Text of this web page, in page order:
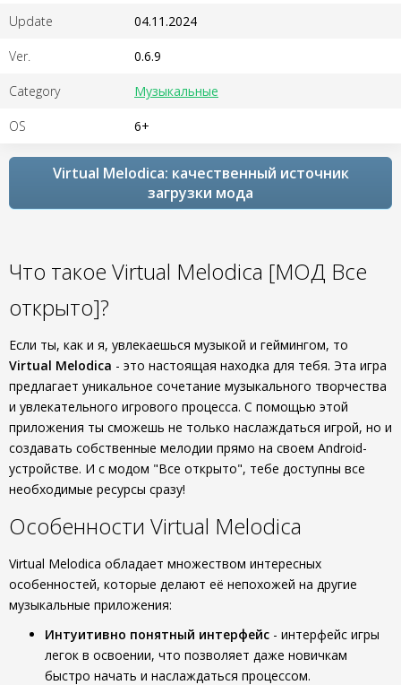
Update 04.11.2024
Ver. 0.6.9
Category Музыкальные
OS 6+
Virtual Melodica: качественный источник
загрузки мода
Что такое Virtual Melodica [МОД Все
открыто]?
Если ты, как и я, увлекаешься музыкой и геймингом, то
Virtual Melodica - это настоящая находка для тебя. Эта игра
предлагает уникальное сочетание музыкального творчества
и увлекательного игрового процесса. С помощью этой
приложения ты сможешь не только наслаждаться игрой, но и
создавать собственные мелодии прямо на своем Android-
устройстве. И с модом "Все открыто", тебе доступны все
необходимые ресурсы сразу!
Особенности Virtual Melodica
Virtual Melodica обладает множеством интересных
особенностей, которые делают её непохожей на другие
музыкальные приложения:
Интуитивно понятный интерфейс - интерфейс игры
легок в освоении, что позволяет даже новичкам
быстро начать и наслаждаться процессом.